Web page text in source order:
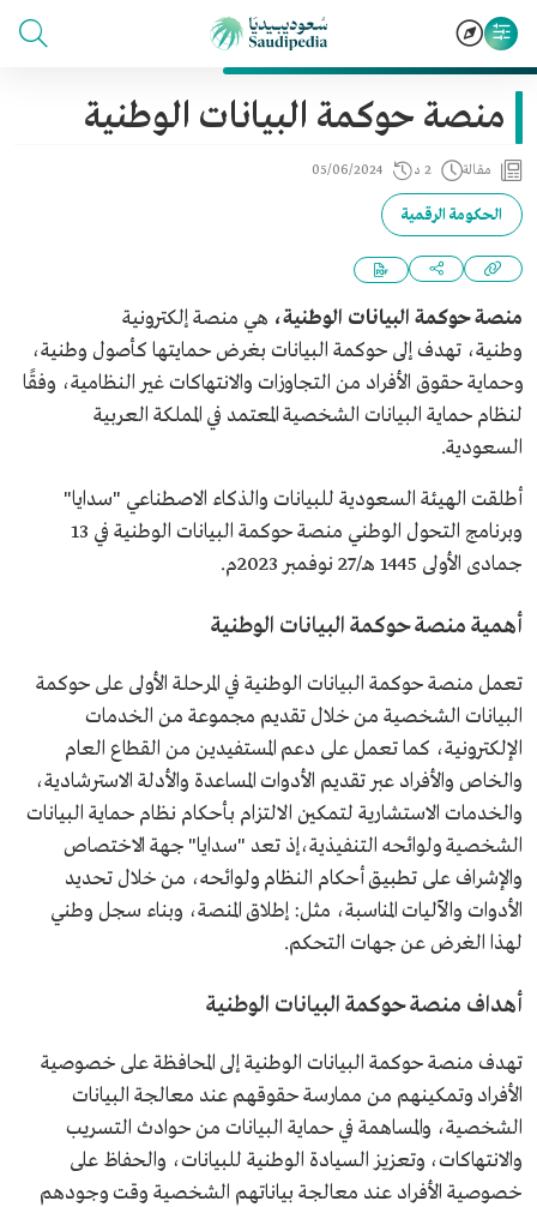
منصة حوكمة البيانات الوطنية
مقالة 2 د 05/06/2024
الحكومة الرقمية
منصة حوكمة البيانات الوطنية، هي منصة إلكترونية
وطنية، تهدف إلى حوكمة البيانات بغرض حمايتها كأصول وطنية،
وحماية حقوق الأفراد من التجاوزات والانتهاكات غير النظامية، وفقًا
لنظام حماية البيانات الشخصية المعتمد في المملكة العربية
السعودية.
أطلقت الهيئة السعودية للبيانات والذكاء الاصطناعي "سدايا"
وبرنامج التحول الوطني منصة حوكمة البيانات الوطنية في 13
جمادى الأولى 1445 هـ/27 نوفمبر 2023م.
أهمية منصة حوكمة البيانات الوطنية
تعمل منصة حوكمة البيانات الوطنية في المرحلة الأولى على حوكمة
البيانات الشخصية من خلال تقديم مجموعة من الخدمات
الإلكترونية، كما تعمل على دعم المستفيدين من القطاع العام
والخاص والأفراد عبر تقديم الأدوات المساعدة والأدلة الاسترشادية،
والخدمات الاستشارية لتمكين الالتزام بأحكام نظام حماية البيانات
الشخصية ولوائحه التنفيذية،إذ تعد "سدايا" جهة الاختصاص
والإشراف على تطبيق أحكام النظام ولوائحه، من خلال تحديد
الأدوات والآليات المناسبة، مثل: إطلاق المنصة، وبناء سجل وطني
لهذا الغرض عن جهات التحكم.
أهداف منصة حوكمة البيانات الوطنية
تهدف منصة حوكمة البيانات الوطنية إلى المحافظة على خصوصية
الأفراد وتمكينهم من ممارسة حقوقهم عند معالجة البيانات
الشخصية، والمساهمة في حماية البيانات من حوادث التسريب
والانتهاكات، وتعزيز السيادة الوطنية للبيانات، والحفاظ على
خصوصية الأفراد عند معالجة بياناتهم الشخصية وقت وجودهم